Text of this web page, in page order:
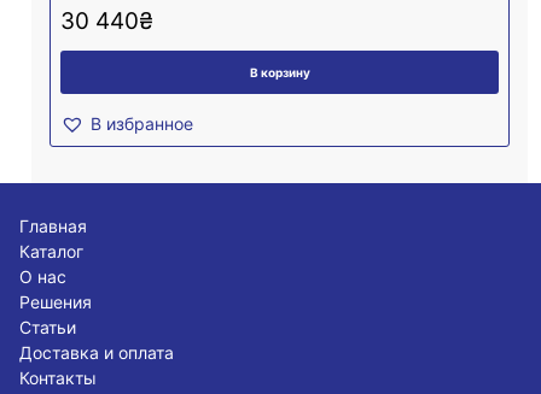
30 440₴
В корзину
В избранное
Главная
Каталог
О нас
Решения
Статьи
Доставка и оплата
Контакты